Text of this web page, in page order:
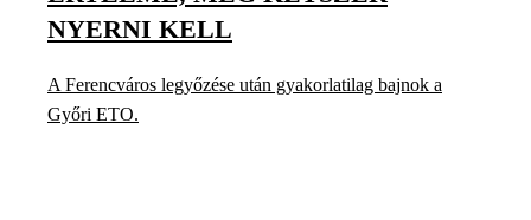
NYERNI KELL
A Ferencváros legyőzése után gyakorlatilag bajnok a
Győri ETO.